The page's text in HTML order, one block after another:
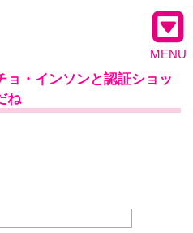
MENU
ョ・インソンと認証ショッ
ね